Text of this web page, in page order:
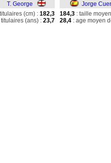
T. George
Jorge
(cm) : 182,3
(ans) : 23,7
184,3 : taille
28,4 : age moyen